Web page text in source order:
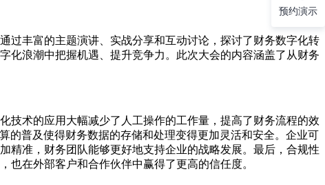
过丰富的主题演讲、实战分享和互动讨论，探讨了财务数字化转
化浪潮中把握机遇、提升竞争力。此次大会的内容涵盖了从财务
技术的应用大幅减少了人工操作的工作量，提高了财务流程的效
的普及使得财务数据的存储和处理变得更加灵活和安全。企业可
精准，财务团队能够更好地支持企业的战略发展。最后，合规性
在外部客户和合作伙伴中赢得了更高的信任度。
预约演示